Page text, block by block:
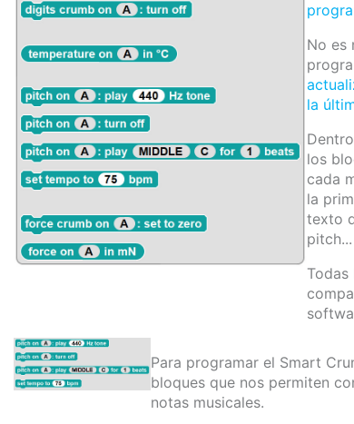
No es
la
los
cada
la
texto
pitch...
Todas
Para programar el Smart
bloques que nos permiten
notas musicales.